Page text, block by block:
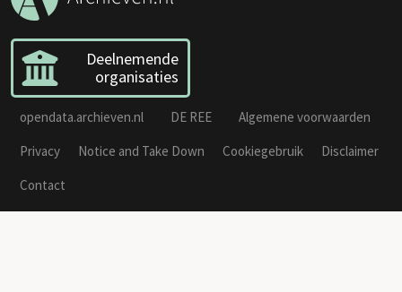
Deelnemende
organisaties
opendata.archieven.nl DE REE
Algemene voorwaarden
Privacy
Notice and Take Down Cookiegebruik
Disclaimer
Contact